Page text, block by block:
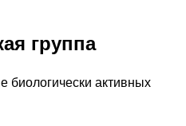
группа
биологически активных